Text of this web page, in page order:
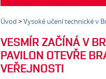
Úvod >Vysoké učení technické v
VESMÍR ZAČÍNÁ V
PAVILON OTEVŘE
VEŘEJNOSTI